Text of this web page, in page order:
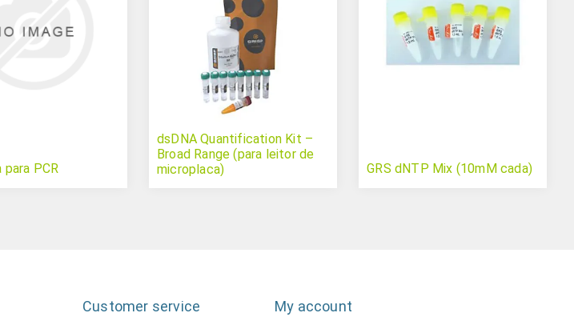
para PCR
dsDNA Quantification Kit –
Broad Range (para leitor de
microplaca)
GRS dNTP Mix (10mM cada)
Customer service My account